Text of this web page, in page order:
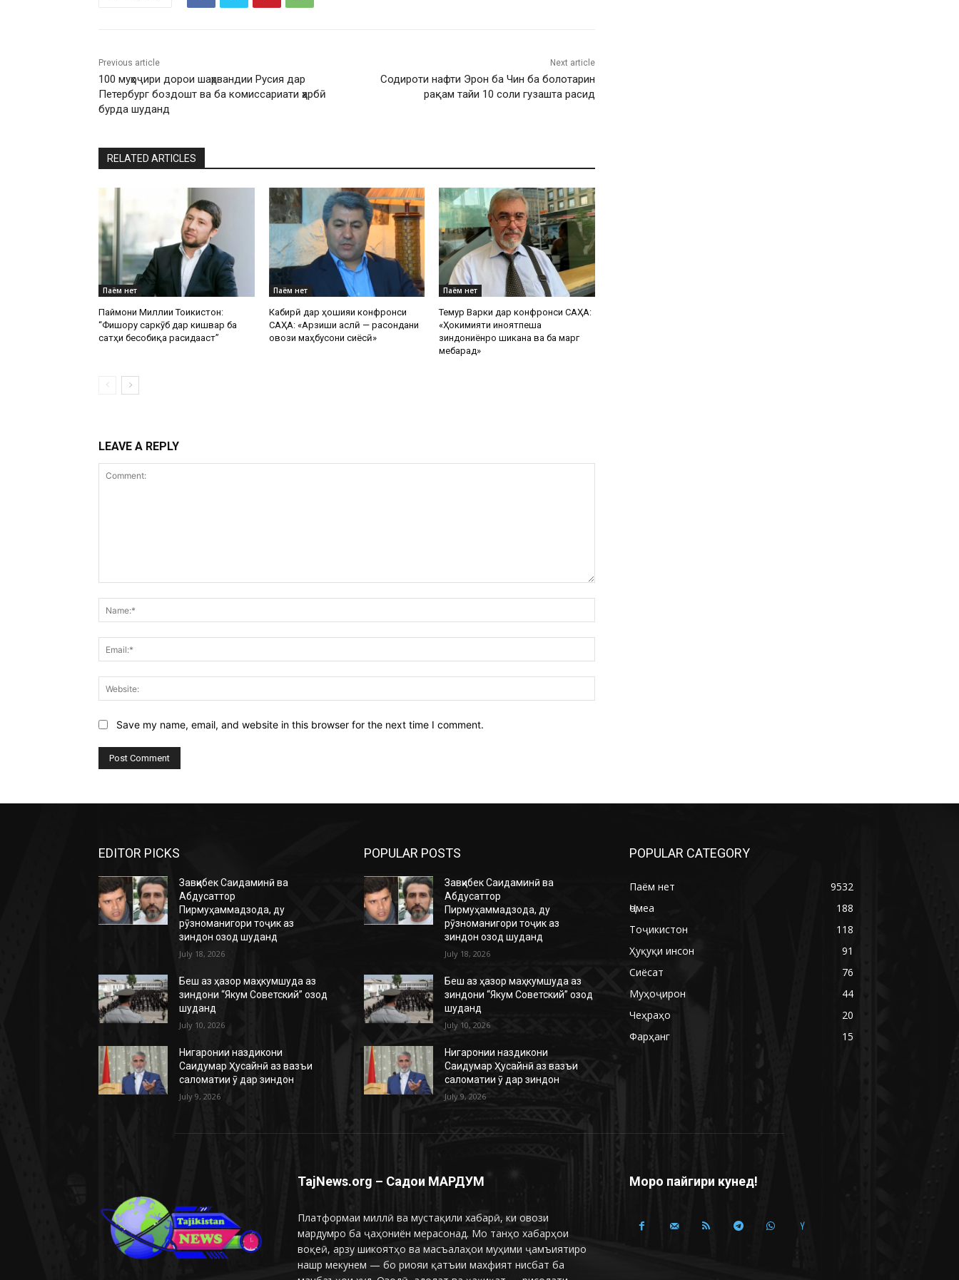
Previous article
100 муҳоҷири дорои шаҳрвандии Русия дар
Петербург боздошт ва ба комиссариати ҳарбӣ
бурда шуданд
Next article
Содироти нафти Эрон ба Чин ба болотарин
рақам тайи 10 соли гузашта расид
RELATED ARTICLES
Паём нет
Паймони Миллии Тоҷикистон:
“Фишору саркӯб дар кишвар ба
сатҳи бесобиқа расидааст”
Паём нет
Кабирӣ дар ҳошияи конфронси
САҲА: «Арзиши аслӣ — расондани
овози маҳбусони сиёсӣ»
Паём нет
Темур Варки дар конфронси САҲА:
«Ҳокимияти ҷиноятпеша
зиндониёнро шиканҷа ва ба марг
мебарад»
LEAVE A REPLY
Save my name, email, and website in this browser for the next time I comment.
EDITOR PICKS
Завқибек Саидаминӣ ва
Абдусаттор
Пирмуҳаммадзода, ду
рӯзноманигори тоҷик аз
зиндон озод шуданд
July 18, 2026
Беш аз ҳазор маҳкумшуда аз
зиндони “Якум Советский” озод
шуданд
July 10, 2026
Нигаронии наздикони
Саидумар Ҳусайнӣ аз вазъи
саломатии ӯ дар зиндон
July 9, 2026
POPULAR POSTS
Завқибек Саидаминӣ ва
Абдусаттор
Пирмуҳаммадзода, ду
рӯзноманигори тоҷик аз
зиндон озод шуданд
July 18, 2026
Беш аз ҳазор маҳкумшуда аз
зиндони “Якум Советский” озод
шуданд
July 10, 2026
Нигаронии наздикони
Саидумар Ҳусайнӣ аз вазъи
саломатии ӯ дар зиндон
July 9, 2026
POPULAR CATEGORY
Паём нет
9532
Ҷомеа
188
Тоҷикистон
118
Ҳуқуқи инсон
91
Сиёсат
76
Муҳоҷирон
44
Чеҳраҳо
20
Фарҳанг
15
TajNews.org – Садои МАРДУМ
Платформаи миллӣ ва мустақили хабарӣ, ки овози
мардумро ба ҷаҳониён мерасонад. Мо танҳо хабарҳои
воқеӣ, арзу шикоятҳо ва масъалаҳои муҳими ҷамъиятиро
нашр мекунем — бо риояи қатъии махфият нисбат ба
Моро пайгири кунед!